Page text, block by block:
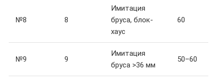
№8 8
Имитация
бруса, блок-
хаус
60
№9 9
Имитация
бруса >36 мм
50–60